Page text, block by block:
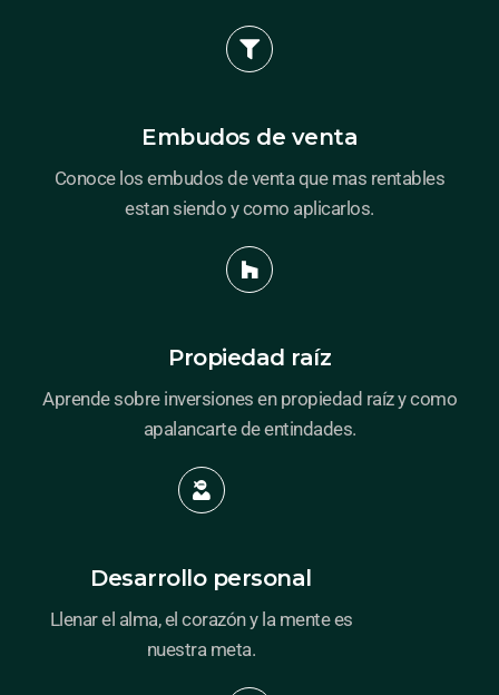
Embudos de venta
Conoce los embudos de venta que mas rentables
estan siendo y como aplicarlos.
Propiedad raíz
Aprende sobre inversiones en propiedad raíz y como
apalancarte de entindades.
Desarrollo personal
Llenar el alma, el corazón y la mente es
nuestra meta.